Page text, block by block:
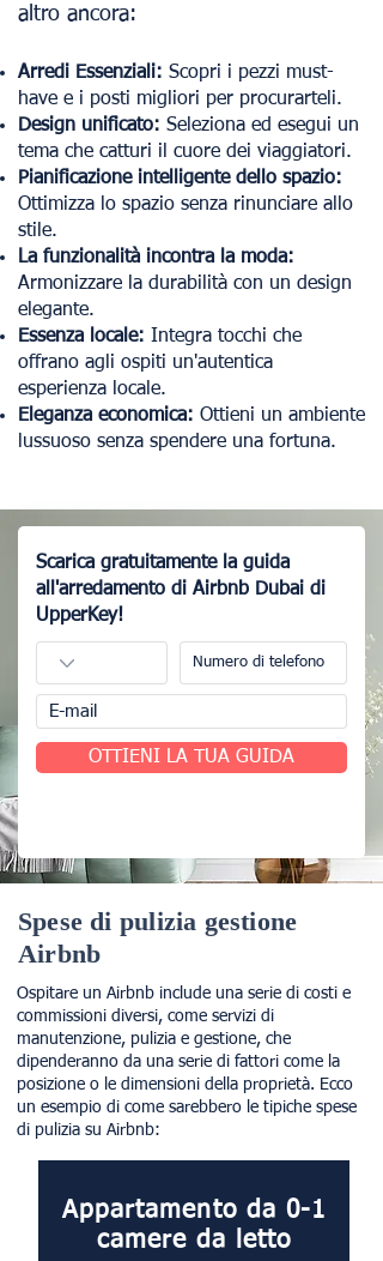
altro ancora:
Arredi Essenziali: Scopri i pezzi must-
have e i posti migliori per procurarteli.
Design unificato: Seleziona ed esegui un
tema che catturi il cuore dei viaggiatori.
Pianificazione intelligente dello spazio:
Ottimizza lo spazio senza rinunciare allo
stile.
La funzionalità incontra la moda:
Armonizzare la durabilità con un design
elegante.
Essenza locale: Integra tocchi che
offrano agli ospiti un'autentica
esperienza locale.
Eleganza economica: Ottieni un ambiente
lussuoso senza spendere una fortuna.
Scarica gratuitamente la guida
all'arredamento di Airbnb Dubai di
UpperKey!
OTTIENI LA TUA GUIDA
Spese di pulizia gestione
Airbnb
Ospitare un Airbnb include una serie di costi e
commissioni diversi, come servizi di
manutenzione, pulizia e gestione, che
dipenderanno da una serie di fattori come la
posizione o le dimensioni della proprietà. Ecco
un esempio di come sarebbero le tipiche spese
di pulizia su Airbnb:
Appartamento da 0-1
camere da letto